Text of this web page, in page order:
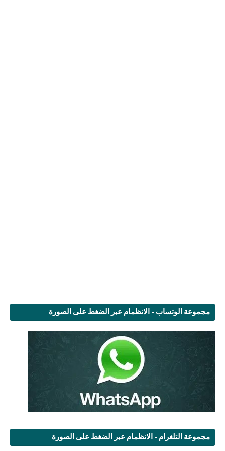
مجموعة الوتساب - الانظمام عبر الضغط على الصورة
مجموعة التلغرام - الانظمام عبر الضغط على الصورة